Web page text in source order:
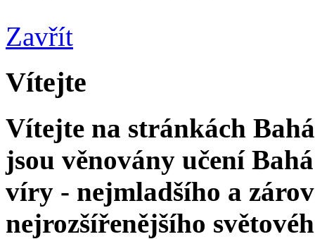
Zavřít
Vítejte
Vítejte na stránkách
jsou věnovány učení
víry - nejmladšího a
nejrozšířenějšího